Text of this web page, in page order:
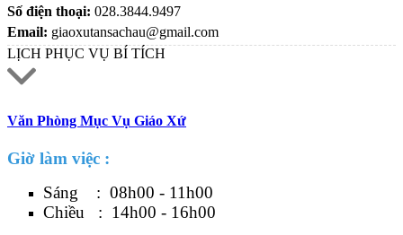
Số điện thoại: 028.3844.9497
Email: giaoxutansachau@gmail.com
LỊCH PHỤC VỤ BÍ TÍCH
Văn Phòng Mục Vụ Giáo Xứ
Giờ làm việc :
Sáng : 08h00 - 11h00
Chiều : 14h00 - 16h00